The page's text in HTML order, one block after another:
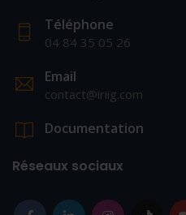
Téléphone
04 84 35 05 26
Email
contact@iriig.com
Documentation
Réseaux sociaux